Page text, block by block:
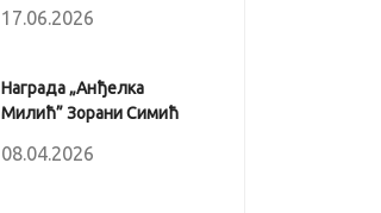
17.06.2026
Награда „Анђелка
Милић” Зорани Симић
08.04.2026